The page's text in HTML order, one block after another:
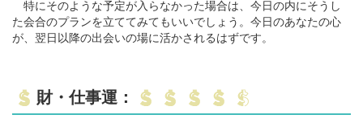
特にそのような予定が入らなかった場合は、今日の内にそうし
た会合のプランを立ててみてもいいでしょう。今日のあなたの心
が、翌日以降の出会いの場に活かされるはずです。
財・仕事運：